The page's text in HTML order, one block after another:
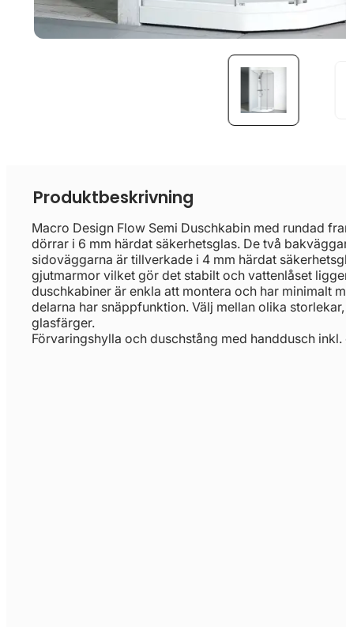
Produktbeskrivning
Macro Design Flow Semi Duschkabin med rundad
dörrar i 6 mm härdat säkerhetsglas. De två
sidoväggarna är tillverkade i 4 mm härdat
gjutmarmor vilket gör det stabilt och vattenlåset
duschkabiner är enkla att montera och har minimalt
delarna har snäppfunktion. Välj mellan olika
glasfärger.
Förvaringshylla och duschstång med handdusch